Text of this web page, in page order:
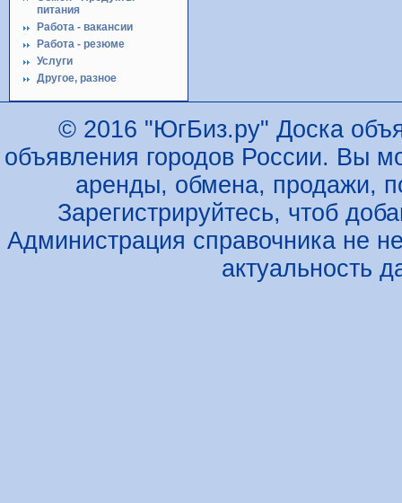
питания
Работа - вакансии
Работа - резюме
Услуги
Другое, разное
© 2016 "ЮгБиз.ру" Доска
объявления городов России. Вы
аренды, обмена, продажи,
Зарегистрируйтесь, чтоб
Администрация справочника не
актуальность